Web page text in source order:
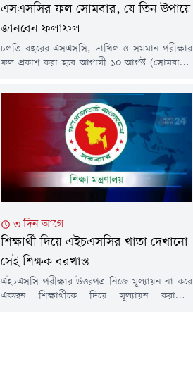
এসএসসির ফল সোমবার, যে তিন উপায়ে
জানবেন ফলাফল
চলতি বছরের এসএসসি, দাখিল ও সমমান পরীক্ষার
ফল প্রকাশ করা হবে আগামী ১০ আগস্ট (সোমবার)।
মোবাইলের এসএমএস, শিক্ষা বোর্ডগুলোর
ওয়েবসাইট এবং শিক্ষাপ্রতিষ্ঠানভিত্তিক ফল-এই তিন
উপায়ে নিজেদের ফল জানতে পারবেন। ফল প্রকাশের
দিন শিক্ষার্থীদের সুবিধার জন্য প্রতিটি পদ্ধতিই খোলা
থাকবে। এরফলে ফল প্রকাশের দিন পরীক্ষার্থীরা
৩ দিন আগে
শিক্ষার্থী দিয়ে এইচএসসির খাতা দেখানো
সেই শিক্ষক বরখাস্ত
এইচএসসি পরীক্ষার উত্তরপত্র নিজে মূল্যায়ন না করে
একজন শিক্ষার্থীকে দিয়ে মূল্যায়ন করানোর